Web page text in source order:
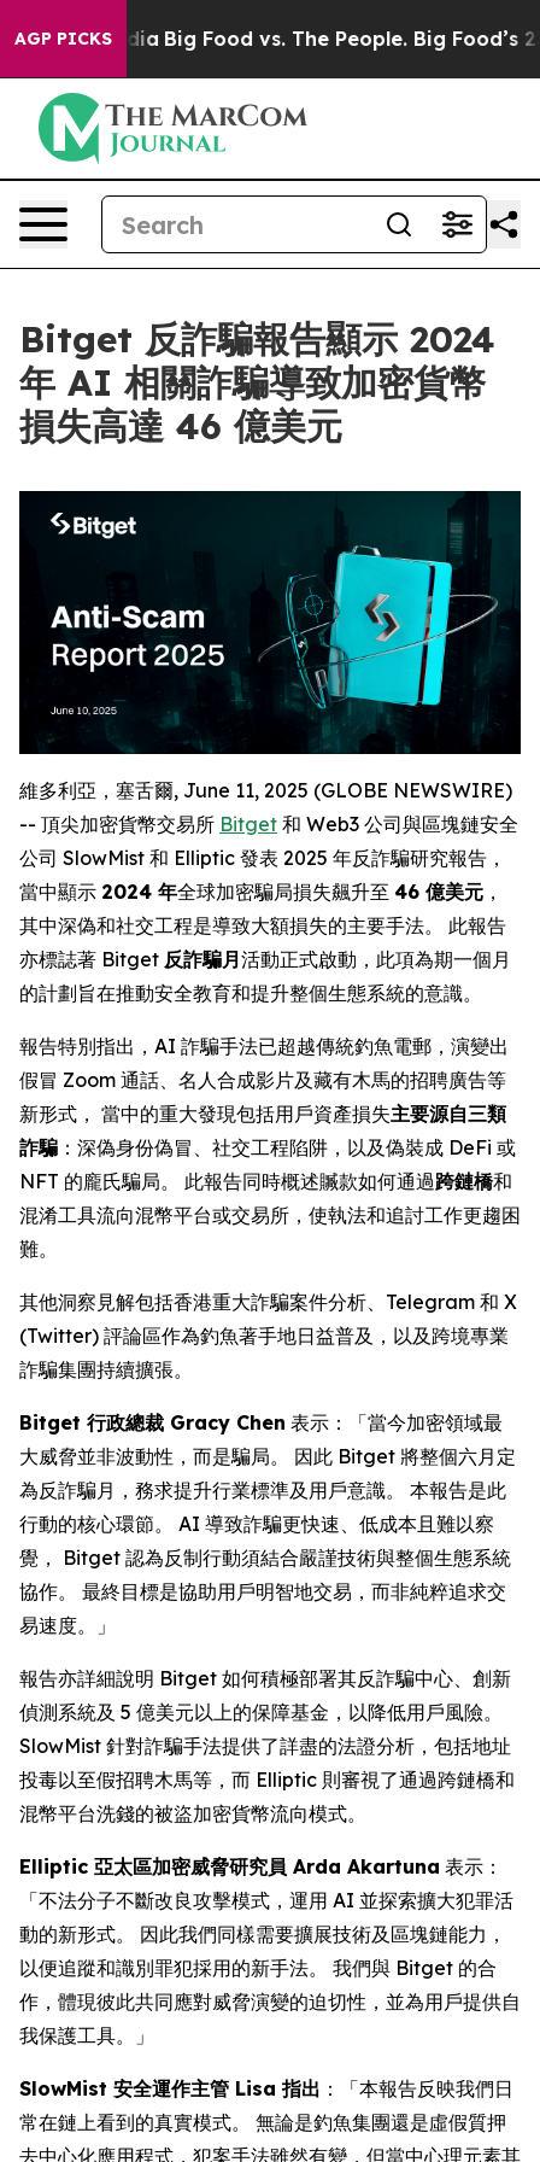
AGP PICKS
Media Big Food vs. The People. Big Food’s 239
Bitget 反詐騙報告顯示 2024
年 AI 相關詐騙導致加密貨幣
損失高達 46 億美元
維多利亞，塞舌爾, June 11, 2025 (GLOBE NEWSWIRE)
-- 頂尖加密貨幣交易所 Bitget 和 Web3 公司與區塊鏈安全
公司 SlowMist 和 Elliptic 發表 2025 年反詐騙研究報告，
當中顯示 2024 年全球加密騙局損失飆升至 46 億美元 ，
其中深偽和社交工程是導致大額損失的主要手法。 此報告
亦標誌著 Bitget 反詐騙月 活動正式啟動，此項為期一個月
的計劃旨在推動安全教育和提升整個生態系統的意識。
報告特別指出，AI 詐騙手法已超越傳統釣魚電郵，演變出
假冒 Zoom 通話、名人合成影片及藏有木馬的招聘廣告等
新形式， 當中的重大發現包括用戶資產損失主要源自三類
詐騙 ：深偽身份偽冒、社交工程陷阱，以及偽裝成 DeFi 或
NFT 的龐氏騙局。 此報告同時概述贓款如何通過跨鏈橋和
混淆工具流向混幣平台或交易所，使執法和追討工作更趨困
難。
其他洞察見解包括香港重大詐騙案件分析、Telegram 和 X
(Twitter) 評論區作為釣魚著手地日益普及，以及跨境專業
詐騙集團持續擴張。
Bitget 行政總裁 Gracy Chen 表示：「當今加密領域最
大威脅並非波動性，而是騙局。 因此 Bitget 將整個六月定
為反詐騙月，務求提升行業標準及用戶意識。 本報告是此
行動的核心環節。 AI 導致詐騙更快速、低成本且難以察
覺， Bitget 認為反制行動須結合嚴謹技術與整個生態系統
協作。 最終目標是協助用戶明智地交易，而非純粹追求交
易速度。」
報告亦詳細說明 Bitget 如何積極部署其反詐騙中心、創新
偵測系統及 5 億美元以上的保障基金，以降低用戶風險。
SlowMist 針對詐騙手法提供了詳盡的法證分析，包括地址
投毒以至假招聘木馬等，而 Elliptic 則審視了通過跨鏈橋和
混幣平台洗錢的被盜加密貨幣流向模式。
Elliptic 亞太區加密威脅研究員 Arda Akartuna 表示：
「不法分子不斷改良攻擊模式，運用 AI 並探索擴大犯罪活
動的新形式。 因此我們同樣需要擴展技術及區塊鏈能力，
以便追蹤和識別罪犯採用的新手法。 我們與 Bitget 的合
作，體現彼此共同應對威脅演變的迫切性，並為用戶提供自
我保護工具。」
SlowMist 安全運作主管 Lisa 指出 ：「本報告反映我們日
常在鏈上看到的真實模式。 無論是釣魚集團還是虛假質押
去中心化應用程式，犯案手法雖然有變，但當中心理元素其